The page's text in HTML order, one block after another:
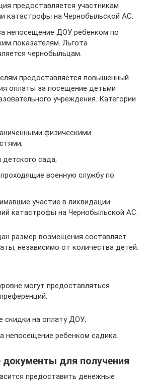
предоставляется участникам
катастрофы на Чернобыльской АС.
непосещение ДОУ ребенком по
показателям. Льгота
чернобыльцам.
предоставляется повышенный
оплаты за посещение детьми
учреждения. Категории
физическими
детского сада;
военную службу по
участие в ликвидации
катастрофы на Чернобыльской АС.
размер возмещения составляет
независимо от количества детей.
могут предоставляться
скидки на оплату ДОУ;
непосещение ребенком садика.
для получения
предоставить денежные